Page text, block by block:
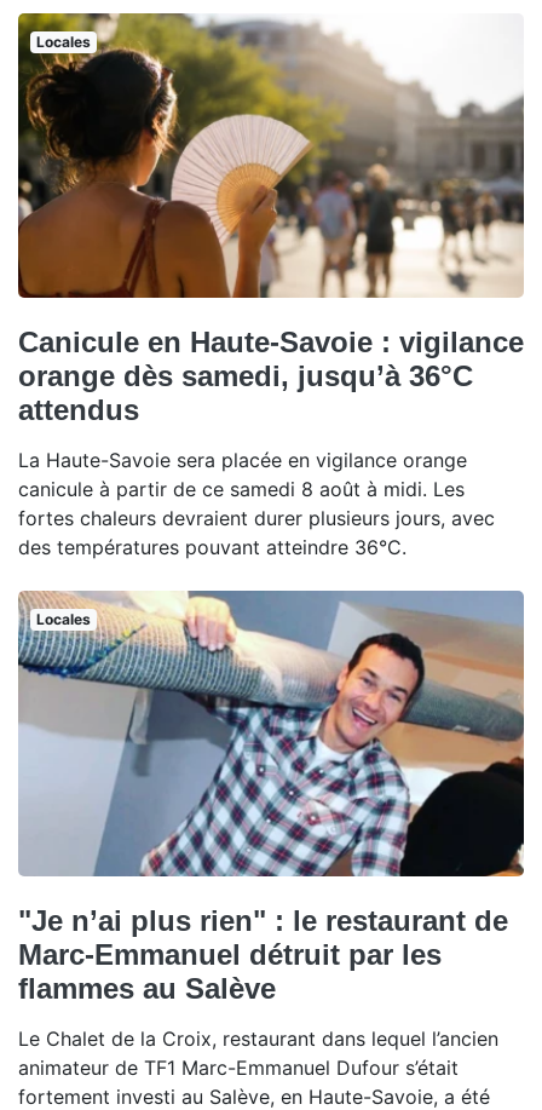
Locales
Canicule en Haute-Savoie : vigilance
orange dès samedi, jusqu’à 36°C
attendus
La Haute-Savoie sera placée en vigilance orange
canicule à partir de ce samedi 8 août à midi. Les
fortes chaleurs devraient durer plusieurs jours, avec
des températures pouvant atteindre 36°C.
Locales
"Je n’ai plus rien" : le restaurant de
Marc-Emmanuel détruit par les
flammes au Salève
Le Chalet de la Croix, restaurant dans lequel l’ancien
animateur de TF1 Marc-Emmanuel Dufour s’était
fortement investi au Salève, en Haute-Savoie, a été